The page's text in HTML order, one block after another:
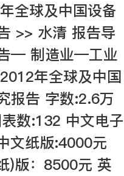
全球及中国设备
>> 水清 报告导
— 制造业—工业
年全球及中国
报告 字数:2.6万
数:132 中文电子
文纸版:4000元
)版：8500元 英